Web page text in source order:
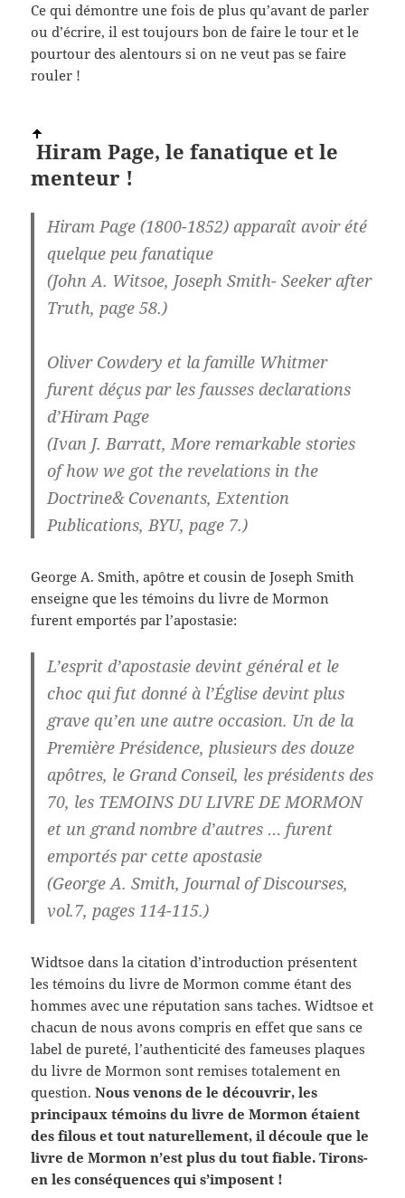
Ce qui démontre une fois de plus qu’avant de parler
ou d’écrire, il est toujours bon de faire le tour et le
pourtour des alentours si on ne veut pas se faire
rouler !
Hiram Page, lefanatique et le
menteur !
Hiram Page (1800-1852) apparaît avoir été
quelque peu fanatique
(John A. Witsoe, Joseph Smith- Seeker after
Truth, page 58.)
Oliver Cowdery et la famille Whitmer
furent déçus par les fausses declarations
d’Hiram Page
(Ivan J. Barratt, More remarkable stories
of how we got the revelations in the
Doctrine& Covenants, Extention
Publications, BYU, page 7.)
George A. Smith, apôtre et cousin de Joseph Smith
enseigne que les témoins du livre de Mormon
furent emportés par l’apostasie:
L’esprit d’apostasie devint général et le
choc qui fut donné à l’Église devint plus
grave qu’en une autre occasion. Un de la
Première Présidence, plusieurs des douze
apôtres, le Grand Conseil, les présidents des
70, les TEMOINS DU LIVRE DE MORMON
et un grand nombre d’autres … furent
emportés par cette apostasie
(George A. Smith, Journal of Discourses,
vol.7, pages 114-115.)
Widtsoe dans la citation d’introduction présentent
les témoins du livre de Mormon comme étant des
hommes avec une réputation sans taches. Widtsoe et
chacun de nous avons compris en effet que sans ce
label de pureté, l’authenticité des fameuses plaques
du livre de Mormon sont remises totalement en
question.Nous venons de le découvrir, les
principaux témoins du livre de Mormon étaient
des filous et tout naturellement, il découle que le
livre de Mormon n’est plus du tout fiable. Tirons-
en les conséquences qui s’imposent !